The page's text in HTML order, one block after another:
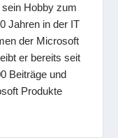
Hobby zum
Jahren in der IT
der Microsoft
er bereits seit
Beiträge und
Produkte